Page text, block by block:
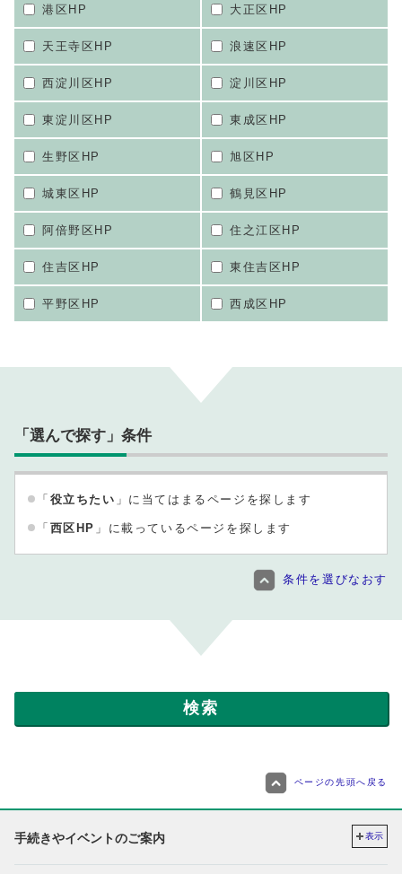
港区HP 大正区HP
天王寺区HP 浪速区HP
西淀川区HP 淀川区HP
東淀川区HP 東成区HP
生野区HP 旭区HP
城東区HP 鶴見区HP
阿倍野区HP 住之江区HP
住吉区HP 東住吉区HP
平野区HP 西成区HP
「選んで探す」条件
「 役立ちたい 」に当てはまるページを探します
「 西区HP 」に載っているページを探します
条件を選びなおす
ページの先頭へ戻る
手続きやイベントのご案内 表示